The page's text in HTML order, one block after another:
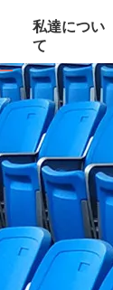
私達につい
て